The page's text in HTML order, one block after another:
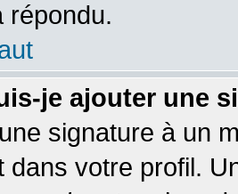
répondu.
je ajouter une
signature à un
dans votre profil.